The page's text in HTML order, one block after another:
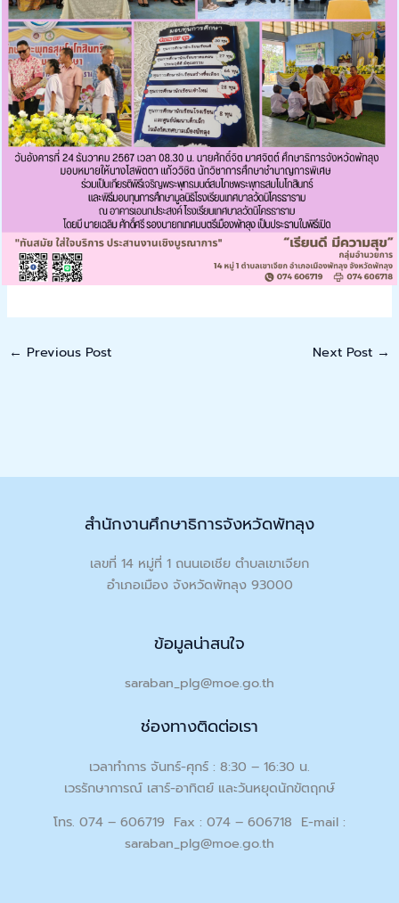
← Previous Post Next Post →
สำนักงานศึกษาธิการจังหวัดพัทลุง
เลขที่ 14 หมู่ที่ 1 ถนนเอเชีย ตำบลเขาเจียก
อำเภอเมือง จังหวัดพัทลุง 93000
ข้อมูลน่าสนใจ
saraban_plg@moe.go.th
ช่องทางติดต่อเรา
เวลาทำการ จันทร์-ศุกร์ : 8:30 – 16:30 น.
เวรรักษาการณ์ เสาร์-อาทิตย์ และวันหยุดนักขัตฤกษ์
โทร. 074 – 606719 Fax : 074 – 606718 E-mail :
saraban_plg@moe.go.th